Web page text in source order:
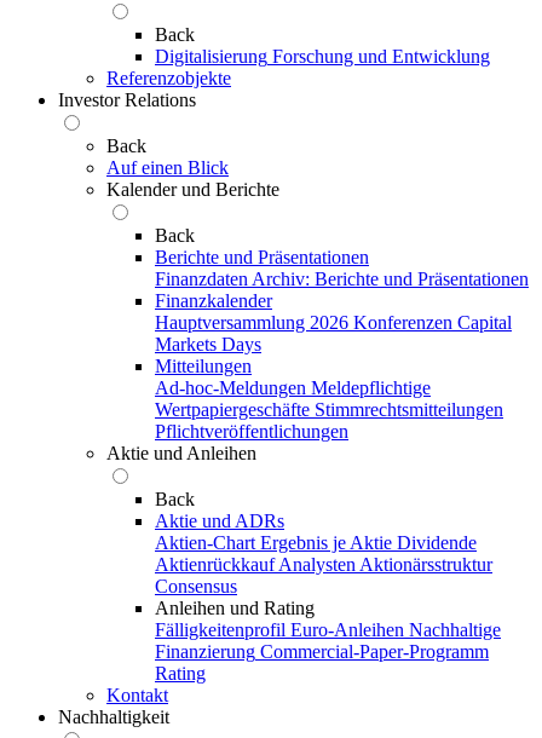
Back
Digitalisierung Forschung und Entwicklung
Referenzobjekte
Investor Relations
Back
Auf einen Blick
Kalender und Berichte
Back
Berichte und Präsentationen
Finanzdaten Archiv: Berichte und Präsentationen
Finanzkalender
Hauptversammlung 2026 Konferenzen Capital
Markets Days
Mitteilungen
Ad-hoc-Meldungen Meldepflichtige
Wertpapiergeschäfte Stimmrechtsmitteilungen
Pflichtveröffentlichungen
Aktie und Anleihen
Back
Aktie und ADRs
Aktien-Chart Ergebnis je Aktie Dividende
Aktienrückkauf Analysten Aktionärsstruktur
Consensus
Anleihen und Rating
Fälligkeitenprofil Euro-Anleihen Nachhaltige
Finanzierung Commercial-Paper-Programm
Rating
Kontakt
Nachhaltigkeit